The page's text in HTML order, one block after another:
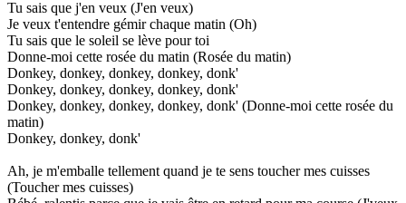
Tu sais que j'en veux (J'en veux)
Je veux t'entendre gémir chaque matin (Oh)
Tu sais que le soleil se lève pour toi
Donne-moi cette rosée du matin (Rosée du matin)
Donkey, donkey, donkey, donkey, donk'
Donkey, donkey, donkey, donkey, donk'
Donkey, donkey, donkey, donkey, donk' (Donne-moi cette rosée du
matin)
Donkey, donkey, donk'
Ah, je m'emballe tellement quand je te sens toucher mes cuisses
(Toucher mes cuisses)